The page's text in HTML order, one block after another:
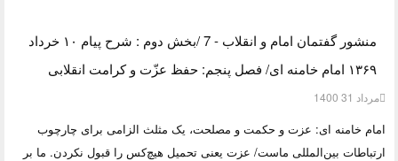
منشور گفتمان امام و انقلاب - 7 /بخش دوم : شرح پیام ۱۰ خرداد
۱۳۶۹ امام خامنه ای/ فصل پنجم: حفظ عزّت و کرامت انقلابی
مرداد 31 1400
امام خامنه ای: عزت و حکمت و مصلحت، یک مثلث الزامی برای چارچوب
ارتباطات بین‌المللی ماست/ عزت یعنی تحمیل هیچ‌کس را قبول نکردن. ما بر